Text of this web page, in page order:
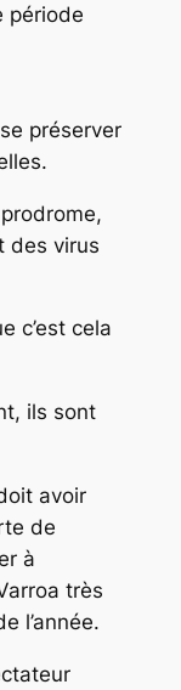
période
préserver
des virus
c’est cela
ils sont
avoir
de
à
très
l’année.